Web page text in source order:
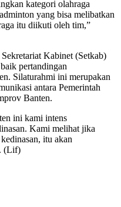
kategori olahraga
yang bisa melibatkan
itu diikuti oleh tim,”
Kabinet (Setkab)
pertandingan
Silaturahmi ini merupakan
antara Pemerintah
Banten.
ini kami intens
Kami melihat jika
itu akan
(Lif)